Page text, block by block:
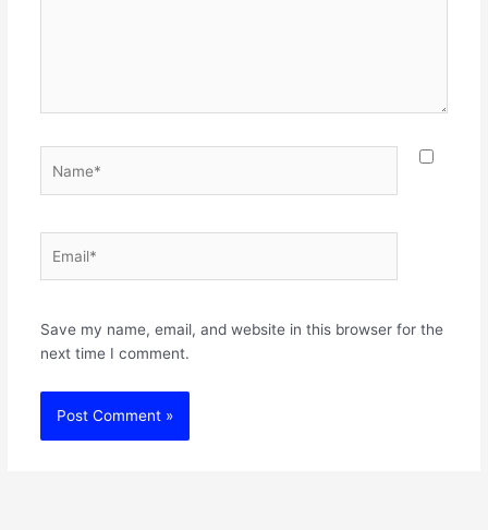
Save my name, email, and website in this browser for the
next time I comment.